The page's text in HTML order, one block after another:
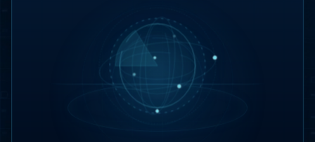
en.hi-strong.com /article/5540873734960451.html
02:31:20 山西 · 阳泉
IP 116.179.37.61
en.hi-strong.com /article/5581919824814084.html